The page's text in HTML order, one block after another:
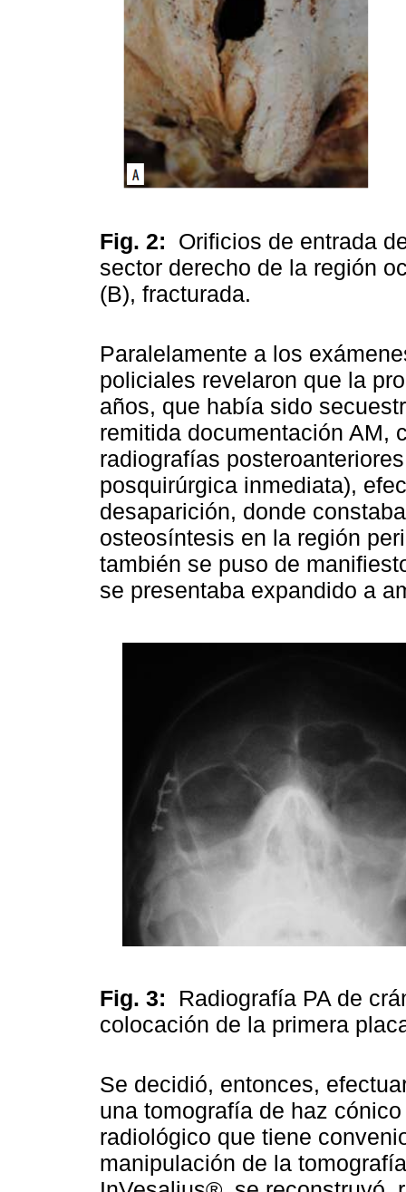
Fig. 2: Orificios de entrada
sector derecho de la región
(B), fracturada.
Paralelamente a los
policiales revelaron que la
años, que había sido
remitida documentación AM,
radiografías
posquirúrgica inmediata),
desaparición, donde
osteosíntesis en la región
también se puso de
se presentaba expandido a
Fig. 3: Radiografía PA de
colocación de la primera
Se decidió, entonces,
una tomografía de haz
radiológico que tiene
manipulación de la